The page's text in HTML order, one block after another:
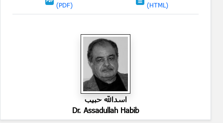
(PDF) (HTML)
اسدالله حبیب
Dr. Assadullah Habib